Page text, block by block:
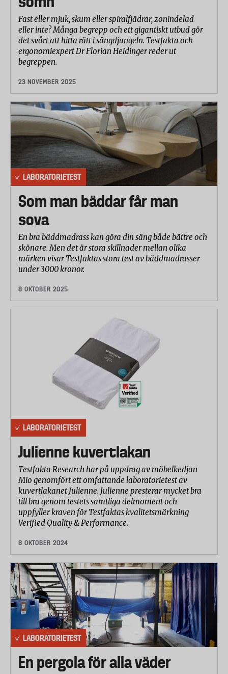
Fast eller mjuk, skum eller spiralfjädrar, zonindelad
eller inte? Många begrepp och ett gigantiskt utbud gör
det svårt att hitta rätt i sängdjungeln. Testfakta och
ergonomiexpert Dr Florian Heidinger reder ut
begreppen.
23 NOVEMBER 2025
LABORATORIETEST
Som man bäddar får man
sova
En bra bäddmadrass kan göra din säng både bättre och
skönare. Men det är stora skillnader mellan olika
märken visar Testfaktas stora test av bäddmadrasser
under 3000 kronor.
8 OKTOBER 2025
LABORATORIETEST
Julienne kuvertlakan
Testfakta Research har på uppdrag av möbelkedjan
Mio genomfört ett omfattande laboratorietest av
kuvertlakanet Julienne. Julienne presterar mycket bra
till bra genom testets samtliga delmoment och
uppfyller kraven för Testfaktas kvalitetsmärkning
Verified Quality & Performance.
8 OKTOBER 2024
LABORATORIETEST
En pergola för alla väder